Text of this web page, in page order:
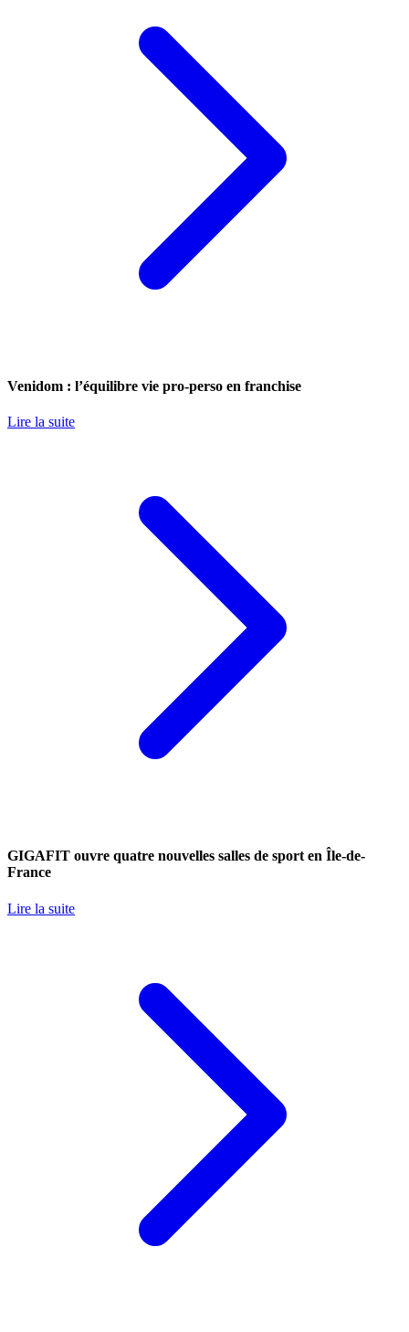
Venidom : l’équilibre vie pro-perso en franchise
Lire la suite
GIGAFIT ouvre quatre nouvelles salles de sport en Île-de-
France
Lire la suite